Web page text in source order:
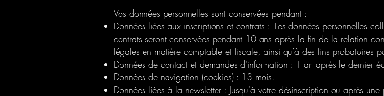
Vos données personnelles sont conservées pendant :
Données liées aux inscriptions et contrats : "Les données personnelles
contrats seront conservées pendant 10 ans après la fin de la relation
légales en matière comptable et fiscale, ainsi qu’à des fins probatoires
Données de contact et demandes d'information : 1 an après le dernier
Données de navigation (cookies) : 13 mois.
Données liées à la newsletter : Jusqu'à votre désinscription ou après